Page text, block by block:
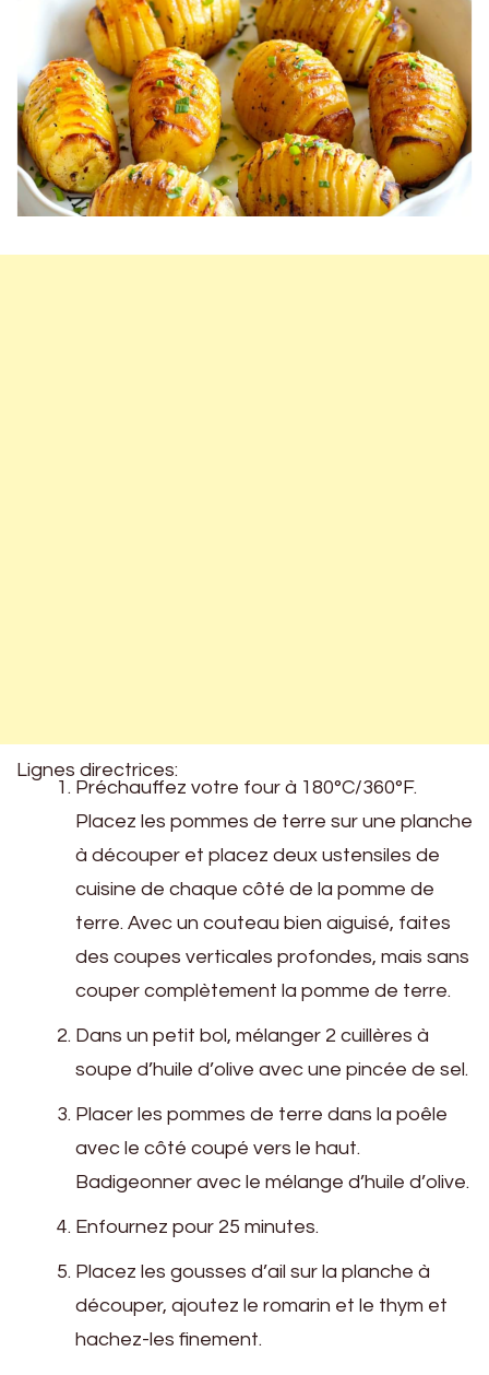
Lignes directrices:
Préchauffez votre four à 180°C/360°F.
Placez les pommes de terre sur une planche
à découper et placez deux ustensiles de
cuisine de chaque côté de la pomme de
terre. Avec un couteau bien aiguisé, faites
des coupes verticales profondes, mais sans
couper complètement la pomme de terre.
Dans un petit bol, mélanger 2 cuillères à
soupe d’huile d’olive avec une pincée de sel.
Placer les pommes de terre dans la poêle
avec le côté coupé vers le haut.
Badigeonner avec le mélange d’huile d’olive.
Enfournez pour 25 minutes.
Placez les gousses d’ail sur la planche à
découper, ajoutez le romarin et le thym et
hachez-les finement.